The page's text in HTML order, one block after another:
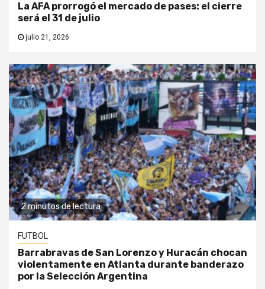
La AFA prorrogó el mercado de pases: el cierre
será el 31 de julio
julio 21, 2026
2 minutos de lectura
FUTBOL
Barrabravas de San Lorenzo y Huracán chocan
violentamente en Atlanta durante banderazo
por la Selección Argentina